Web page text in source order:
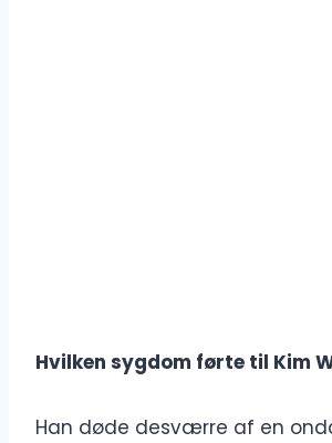
Hvilken sygdom førte til Kim
Han døde desværre af en